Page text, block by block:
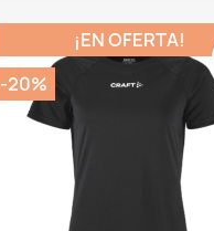
¡EN OFERTA!
-20%